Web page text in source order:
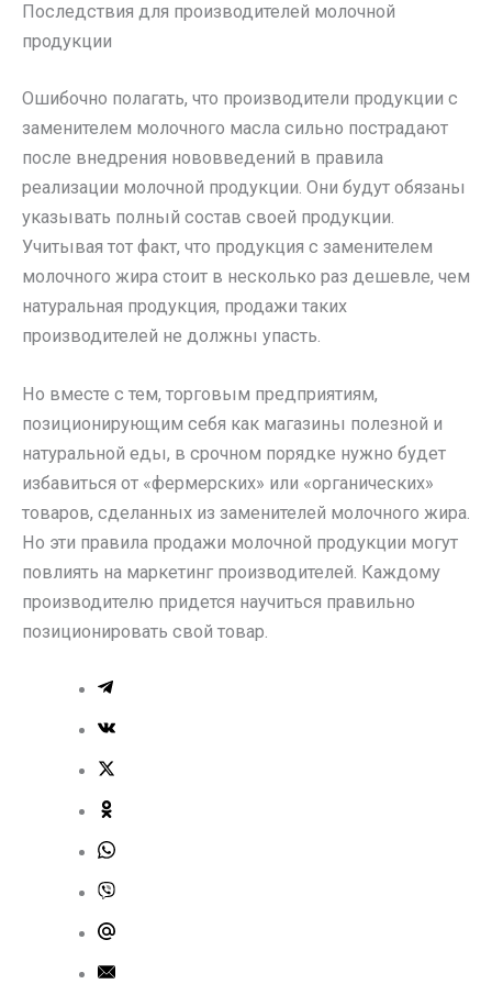
Последствия для производителей молочной
продукции
Ошибочно полагать, что производители продукции с
заменителем молочного масла сильно пострадают
после внедрения нововведений в правила
реализации молочной продукции. Они будут обязаны
указывать полный состав своей продукции.
Учитывая тот факт, что продукция с заменителем
молочного жира стоит в несколько раз дешевле, чем
натуральная продукция, продажи таких
производителей не должны упасть.
Но вместе с тем, торговым предприятиям,
позиционирующим себя как магазины полезной и
натуральной еды, в срочном порядке нужно будет
избавиться от «фермерских» или «органических»
товаров, сделанных из заменителей молочного жира.
Но эти правила продажи молочной продукции могут
повлиять на маркетинг производителей. Каждому
производителю придется научиться правильно
позиционировать свой товар.